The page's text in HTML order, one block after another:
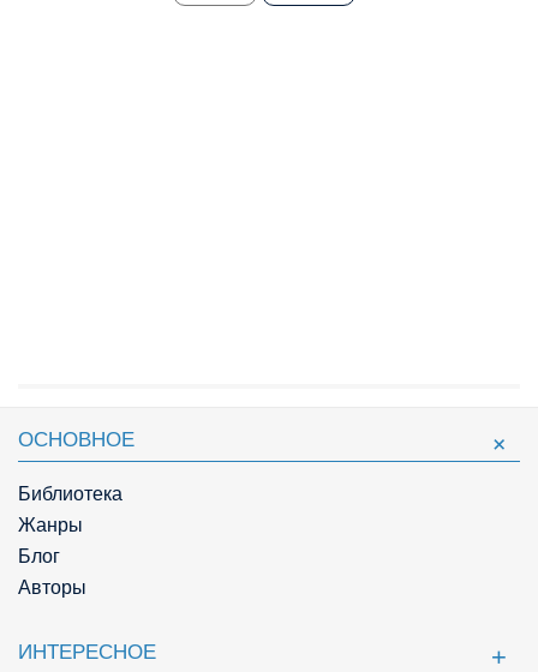
ОСНОВНОЕ
Библиотека
Жанры
Блог
Авторы
ИНТЕРЕСНОЕ